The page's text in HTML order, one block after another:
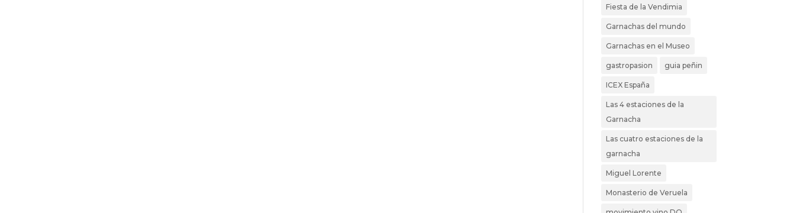
Fiesta de la Vendimia
Garnachas del mundo
Garnachas en el Museo
gastropasion guia peñin
ICEX España
Las 4 estaciones de la
Garnacha
Las cuatro estaciones de la
garnacha
Miguel Lorente
Monasterio de Veruela